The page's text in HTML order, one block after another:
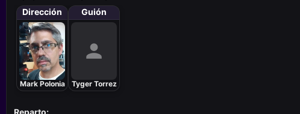
Dirección
Mark Polonia
Guión
Tyger Torrez
Reparto: